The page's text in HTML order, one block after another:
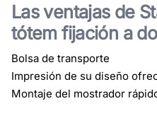
Las ventajas de
tótem fijación a
Bolsa de transporte
Impresión de su diseño
Montaje del mostrador